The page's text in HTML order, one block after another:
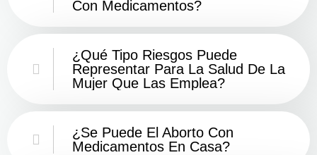
Con Medicamentos?
¿Qué Tipo Riesgos Puede
Representar Para La Salud De La
Mujer Que Las Emplea?
¿Se Puede El Aborto Con
Medicamentos En Casa?